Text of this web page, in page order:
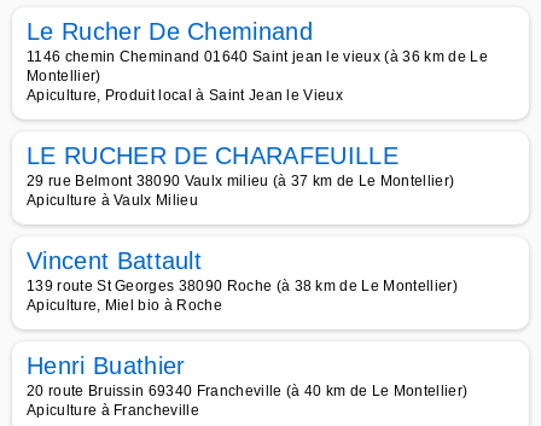
Le Rucher De Cheminand
1146 chemin Cheminand 01640 Saint jean le vieux (à 36 km de Le
Montellier)
Apiculture, Produit local à Saint Jean le Vieux
LE RUCHER DE CHARAFEUILLE
29 rue Belmont 38090 Vaulx milieu (à 37 km de Le Montellier)
Apiculture à Vaulx Milieu
Vincent Battault
139 route St Georges 38090 Roche (à 38 km de Le Montellier)
Apiculture, Miel bio à Roche
Henri Buathier
20 route Bruissin 69340 Francheville (à 40 km de Le Montellier)
Apiculture à Francheville